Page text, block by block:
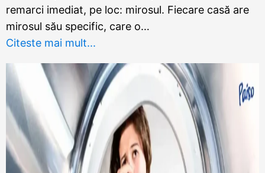
remarci imediat, pe loc: mirosul. Fiecare casă are
mirosul său specific, care o…
Citeste mai mult...